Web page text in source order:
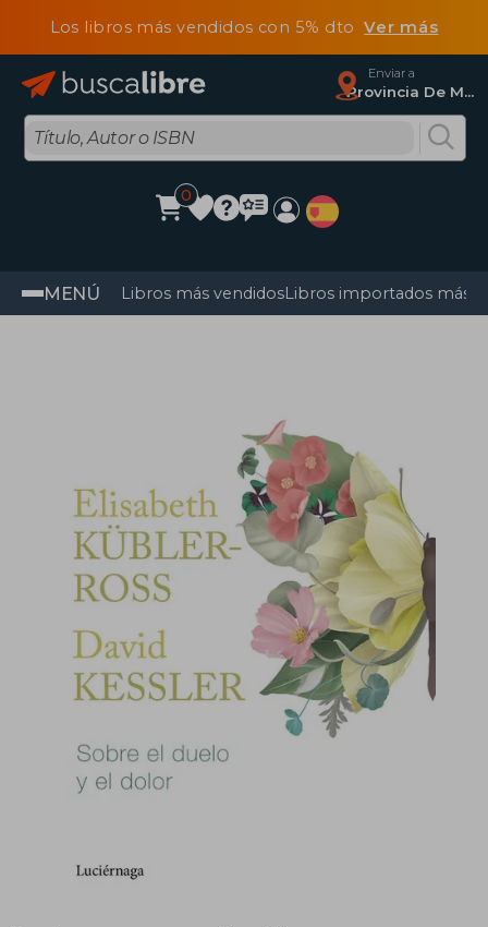
Los libros más vendidos con 5% dtoVer más
Enviar a
Provincia De Madrid
0
MENÚ Libros más vendidosLibros importados más